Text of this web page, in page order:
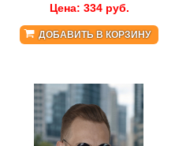
Цена: 334руб.
ДОБАВИТЬ В КОРЗИНУ